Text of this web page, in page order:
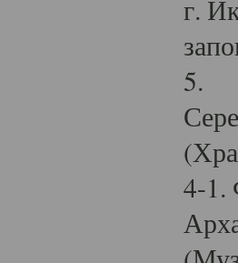
г.
5.
4-1.